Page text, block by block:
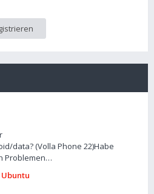
data? (Volla Phone 22)Habe
Problemen…